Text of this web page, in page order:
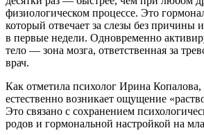
физиологическом процессе. Это
который отвечает за слезы без причины
в первые недели. Одновременно
тело — зона мозга, ответственная за
врач.
Как отметила психолог Ирина Копалова,
естественно возникает ощущение
Это связано с сохранением
родов и гормональной настройкой на